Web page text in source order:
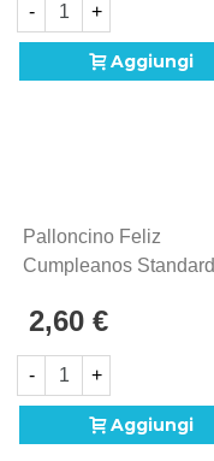
- +
Aggiungi
Palloncino Feliz
Cumpleanos Standard
Mylar, 1pz.
2,60 €
- +
Aggiungi